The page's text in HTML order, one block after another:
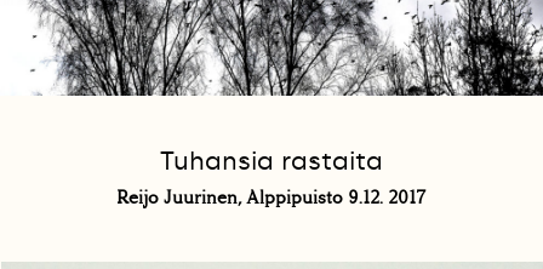
Tuhansia rastaita
Reijo Juurinen, Alppipuisto 9.12. 2017